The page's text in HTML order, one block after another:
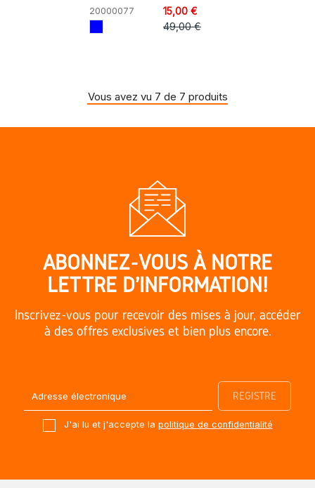
20000077
15,00 €
49,00 €
Vous avez vu 7 de 7 produits
ABONNEZ-VOUS À NOTRE
LETTRE D'INFORMATION!
Inscrivez-vous pour recevoir des mises à jour, accéder
à des offres exclusives et bien plus encore.
J'ai lu et j'accepte la politique de confidentialité